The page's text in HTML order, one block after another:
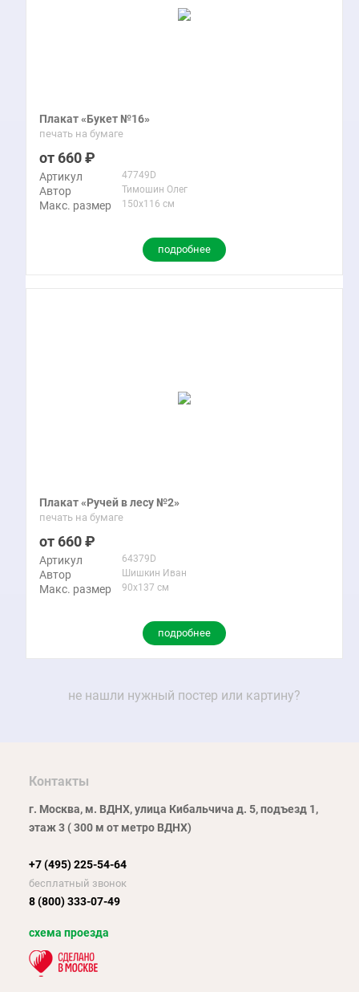
Плакат «Букет №16»
печать на бумаге
660
Артикул 47749D
Автор Тимошин Олег
Макс. размер 150x116 см
подробнее
Плакат «Ручей в лесу №2»
печать на бумаге
660
Артикул 64379D
Автор Шишкин Иван
Макс. размер 90x137 см
подробнее
не нашли нужный постер или картину?
Контакты
г. Москва, м. ВДНХ, улица Кибальчича д. 5, подъезд 1,
этаж 3 ( 300 м от метро ВДНХ)
+7 (495) 225-54-64
бесплатный звонок
8 (800) 333-07-49
схема проезда